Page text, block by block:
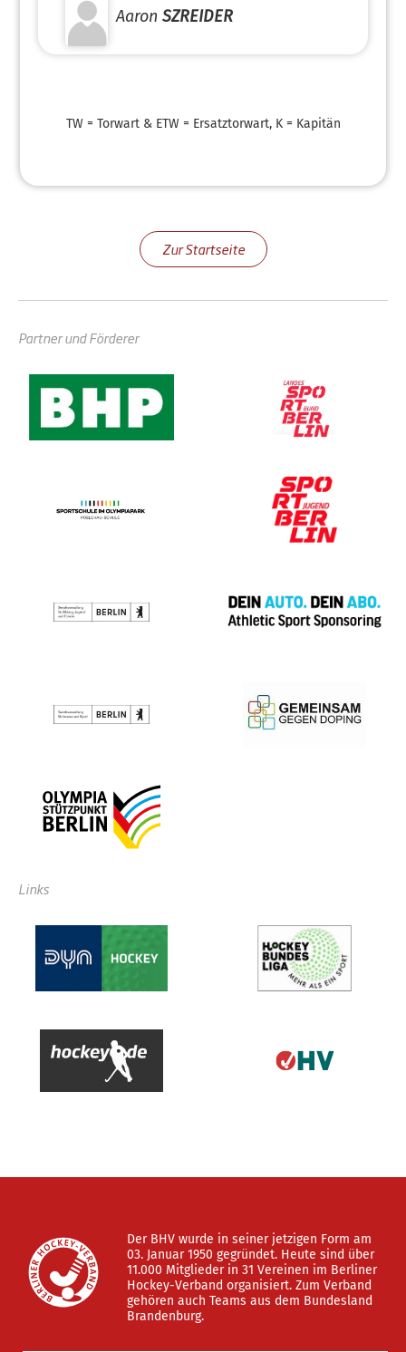
Aaron SZREIDER
TW = Torwart & ETW = Ersatztorwart, K = Kapitän
Zur Startseite
Partner und Förderer
Links
Der BHV wurde in seiner jetzigen Form am
03. Januar 1950 gegründet. Heute sind über
11.000 Mitglieder in 31 Vereinen im Berliner
Hockey-Verband organisiert. Zum Verband
gehören auch Teams aus dem Bundesland
Brandenburg.